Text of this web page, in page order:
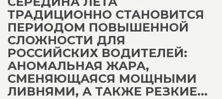
ТРАДИЦИОННО СТАНОВИТСЯ
ПЕРИОДОМ ПОВЫШЕННОЙ
СЛОЖНОСТИ ДЛЯ
РОССИЙСКИХ ВОДИТЕЛЕЙ:
АНОМАЛЬНАЯ ЖАРА,
СМЕНЯЮЩАЯСЯ МОЩНЫМИ
ЛИВНЯМИ, А ТАКЖЕ РЕЗКИЕ...